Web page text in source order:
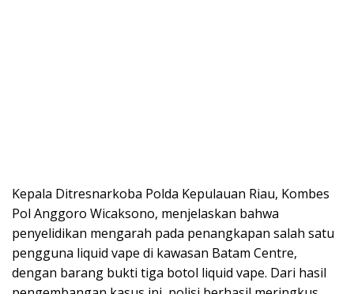
Kepala Ditresnarkoba Polda Kepulauan Riau, Kombes
Pol Anggoro Wicaksono, menjelaskan bahwa
penyelidikan mengarah pada penangkapan salah satu
pengguna liquid vape di kawasan Batam Centre,
dengan barang bukti tiga botol liquid vape. Dari hasil